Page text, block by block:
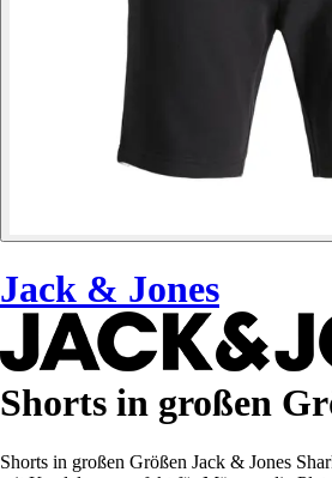
Jack & Jones
Shorts in großen
Shorts in großen Größen Jack & Jones